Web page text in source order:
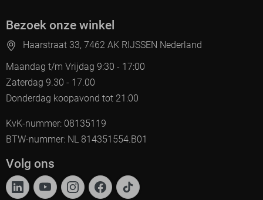
Bezoek onze winkel
Haarstraat 33, 7462 AK RIJSSEN Nederland
Maandag t/m Vrijdag 9:30 - 17:00
Zaterdag 9.30 - 17.00
Donderdag koopavond tot 21:00
KvK-nummer: 08135119
BTW-nummer: NL 814351554.B01
Volg ons